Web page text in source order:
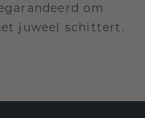
om
juweel schittert.